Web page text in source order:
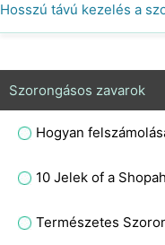
Hosszú távú kezelés a
Szorongásos zavarok
Hogyan
10 Jelek of a
Természetes